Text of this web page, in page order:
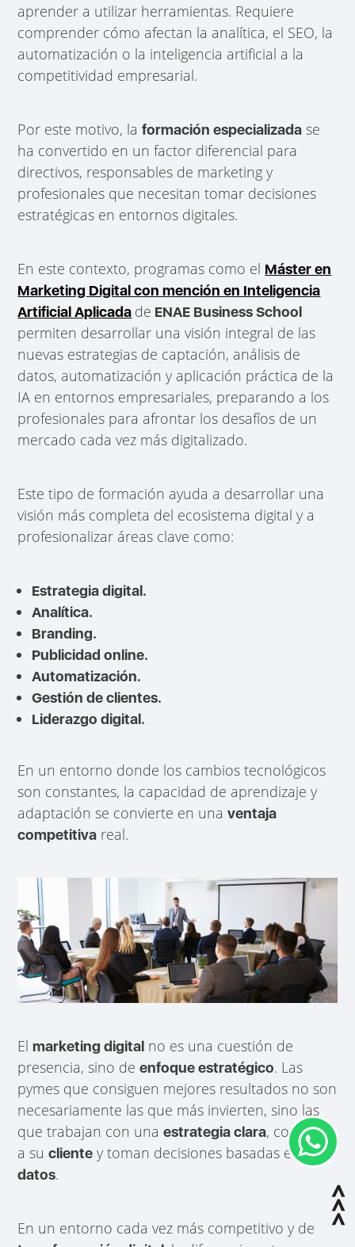
aprender a utilizar herramientas. Requiere
comprender cómo afectan la analítica, el SEO, la
automatización o la inteligencia artificial a la
competitividad empresarial.
Por este motivo, laformación especializada se
ha convertido en un factor diferencial para
directivos, responsables de marketing y
profesionales que necesitan tomar decisiones
estratégicas en entornos digitales.
En este contexto, programas como el Máster en
Marketing Digital con mención en Inteligencia
Artificial Aplicada de ENAE Business School
permiten desarrollar una visión integral de las
nuevas estrategias de captación, análisis de
datos, automatización y aplicación práctica de la
IA en entornos empresariales, preparando a los
profesionales para afrontar los desafíos de un
mercado cada vez más digitalizado.
Este tipo de formación ayuda a desarrollar una
visión más completa del ecosistema digital y a
profesionalizar áreas clave como:
Estrategia digital.
Analítica.
Branding.
Publicidad online.
Automatización.
Gestión de clientes.
Liderazgo digital.
En un entorno donde los cambios tecnológicos
son constantes, la capacidad de aprendizaje y
adaptación se convierte en unaventaja
competitiva real.
Elmarketing digital no es una cuestión de
presencia, sino deenfoque estratégico. Las
pymes que consiguen mejores resultados no son
necesariamente las que más invierten, sino las
que trabajan con unaestrategia clara, conocen
a sucliente y toman decisiones basadas en
datos.
En un entorno cada vez más competitivo y de